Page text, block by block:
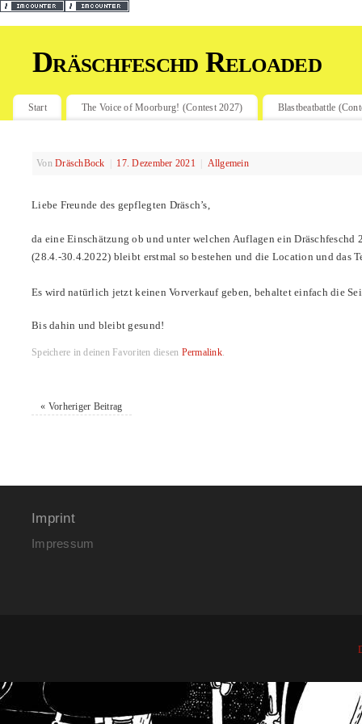
Dräschfeschd Reloaded
Start The Voice of Moorburg! (Contest 2027) Blastbeatbattle
VonDräschBock 17. Dezember 2021 Allgemein
Liebe Freunde des gepflegten Dräsch’s,
da eine Einschätzung ob und unter welchen Auflagen ein
(28.4.-30.4.2022) bleibt erstmal so bestehen und die Location und das
Es wird natürlich jetzt keinen Vorverkauf geben, behaltet einfach die
Bis dahin und bleibt gesund!
Speichere in deinen Favoriten diesen Permalink.
« Vorheriger Beitrag
Imprint
Impressum